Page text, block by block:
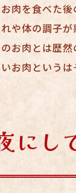
肉を食べた後
や体の調子が
お肉とは歴然
お肉というは
にし